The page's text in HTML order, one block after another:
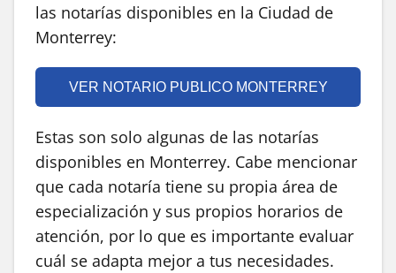
las notarías disponibles en la Ciudad de
Monterrey:
VER NOTARIO PUBLICO MONTERREY
Estas son solo algunas de las notarías
disponibles en Monterrey. Cabe mencionar
que cada notaría tiene su propia área de
especialización y sus propios horarios de
atención, por lo que es importante evaluar
cuál se adapta mejor a tus necesidades.